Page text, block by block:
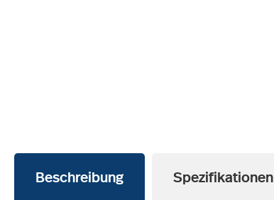
Beschreibung Spezifikationen